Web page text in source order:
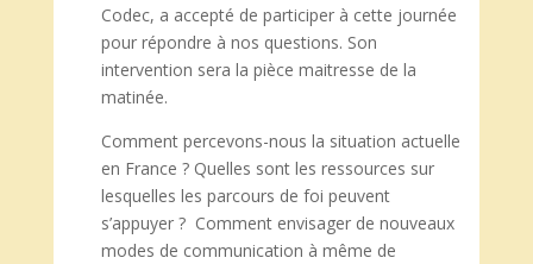
Codec, a accepté de participer à cette journée
pour répondre à nos questions. Son
intervention sera la pièce maitresse de la
matinée.
Comment percevons-nous la situation actuelle
en France ? Quelles sont les ressources sur
lesquelles les parcours de foi peuvent
s’appuyer ? Comment envisager de nouveaux
modes de communication à même de